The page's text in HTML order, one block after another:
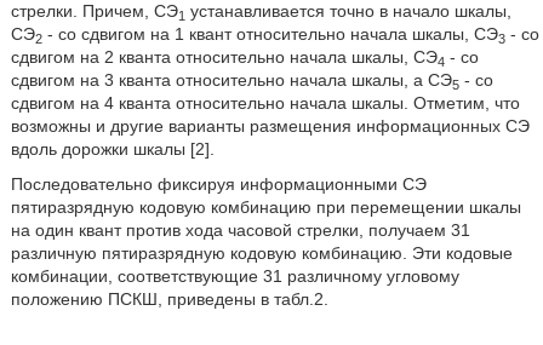
стрелки. Причем, СЭ1 устанавливается точно в начало шкалы,
СЭ2- со сдвигом на 1 квант относительно начала шкалы, СЭ3- со
сдвигом на 2 кванта относительно начала шкалы, СЭ4 - со
сдвигом на 3 кванта относительно начала шкалы, а СЭ5- со
сдвигом на 4 кванта относительно начала шкалы. Отметим, что
возможны и другие варианты размещения информационных СЭ
вдоль дорожки шкалы [2].
Последовательно фиксируя информационными СЭ
пятиразрядную кодовую комбинацию при перемещении шкалы
на один квант против хода часовой стрелки, получаем 31
различную пятиразрядную кодовую комбинацию. Эти кодовые
комбинации, соответствующие 31 различному угловому
положению ПСКШ, приведены в табл.2.